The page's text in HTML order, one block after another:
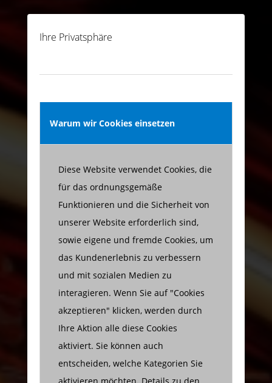
Ihre Privatsphäre
Warum wir Cookies einsetzen
Diese Website verwendet Cookies, die
für das ordnungsgemäße
Funktionieren und die Sicherheit von
unserer Website erforderlich sind,
sowie eigene und fremde Cookies, um
das Kundenerlebnis zu verbessern
und mit sozialen Medien zu
interagieren. Wenn Sie auf "Cookies
akzeptieren" klicken, werden durch
Ihre Aktion alle diese Cookies
aktiviert. Sie können auch
entscheiden, welche Kategorien Sie